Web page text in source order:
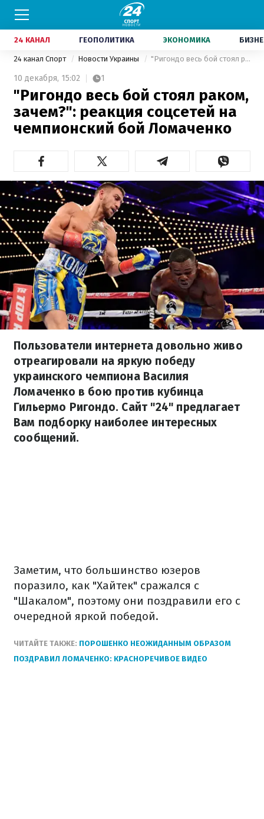
24 КАНАЛ ГЕОПОЛИТИКА ЭКОНОМИКА
24 канал Спорт Новости Украины "Ригондо весь бой стоял раком, зачем?": реакция соцсетей на чемпионский бой Ломаченко
10 декабря, 15:02 1
"Ригондо весь бой стоял раком,
зачем?": реакция соцсетей на
чемпионский бой Ломаченко
Пользователи интернета довольно живо
отреагировали на яркую победу
украинского чемпиона Василия
Ломаченко в бою против кубинца
Гильермо Ригондо. Сайт "24" предлагает
Вам подборку наиболее интересных
сообщений.
Заметим, что большинство юзеров
поразило, как "Хайтек" сражался с
"Шакалом", поэтому они поздравили его с
очередной яркой победой.
ЧИТАЙТЕ ТАКЖЕ: ПОРОШЕНКО НЕОЖИДАННЫМ ОБРАЗОМ
ПОЗДРАВИЛ ЛОМАЧЕНКО: КРАСНОРЕЧИВОЕ ВИДЕО